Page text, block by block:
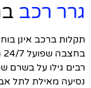
גרר רכב
תקלות ברכב אינן
רבים גילו על בשרם
נסיעה מאילת לתל